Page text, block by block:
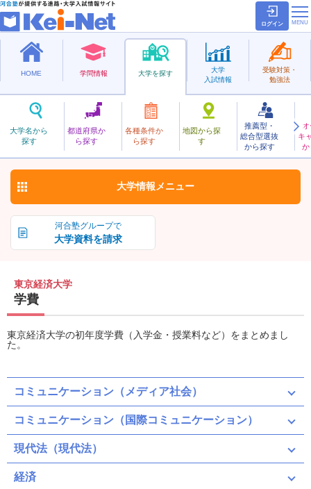
ログイン
HOME 学問情報 大学を探す
大学名から
探す
都道府県か
ら探す
各種条件か
ら探す
地図から探
す
推薦型・
総合型選抜
から探す
キ
か
大学
入試情報
受験対策・
勉強法
私立
とうきょうけいざい
東京経済大学 お気に入り
河合塾グループで
大学資料を請求
大学情報 メニュー
東京経済大学
学費
東京経済大学の初年度学費（入学金・授業料など）をまとめまし
た。
コミュニケーション（メディア社会）
コミュニケーション（国際コミュニケーション）
現代法（現代法）
経済